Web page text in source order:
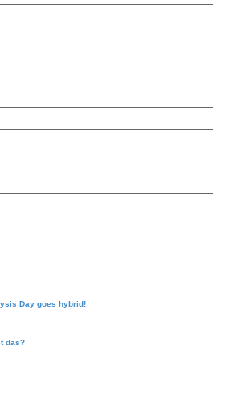
Day goes hybrid!
das?